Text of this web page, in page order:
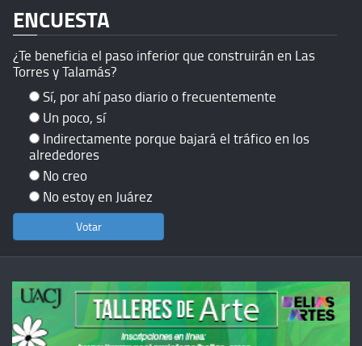
ENCUESTA
¿Te beneficia el paso inferior que construirán en Las
Torres y Talamás?
Sí, por ahí paso diario o frecuentemente
Un poco, sí
Indirectamente porque bajará el tráfico en los
alrededores
No creo
No estoy en Juárez